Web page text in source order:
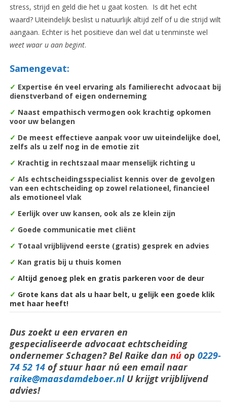
stress, strijd en geld die het u gaat kosten. Is dit het echt
waard? Uiteindelijk beslist u natuurlijk altijd zelf of u die strijd wilt
aangaan. Echter is het positieve dan wel dat u tenminste wel
weet waar u aan begint.
Samengevat:
✓ Expertise én veel ervaring als familierecht advocaat bij
dienstverband of eigen onderneming
✓ Naast empathisch vermogen ook krachtig opkomen
voor uw belangen
✓ De meest effectieve aanpak voor uw uiteindelijke doel,
zelfs als u zelf nog in de emotie zit
✓ Krachtig in rechtszaal maar menselijk richting u
✓ Als echtscheidingsspecialist kennis over de gevolgen
van een echtscheiding op zowel relationeel, financieel
als emotioneel vlak
✓ Eerlijk over uw kansen, ook als ze klein zijn
✓ Goede communicatie met cliënt
✓ Totaal vrijblijvend eerste (gratis) gesprek en advies
✓ Kan gratis bij u thuis komen
✓ Altijd genoeg plek en gratis parkeren voor de deur
✓ Grote kans dat als u haar belt, u gelijk een goede klik
met haar heeft!
Dus zoekt u een ervaren en
gespecialiseerde advocaat echtscheiding
ondernemer Schagen? Bel Raike dan núop 0229-
74 52 14 of stuur haar nú een email naar
raike@maasdamdeboer.nl U krijgt vrijblijvend
advies!